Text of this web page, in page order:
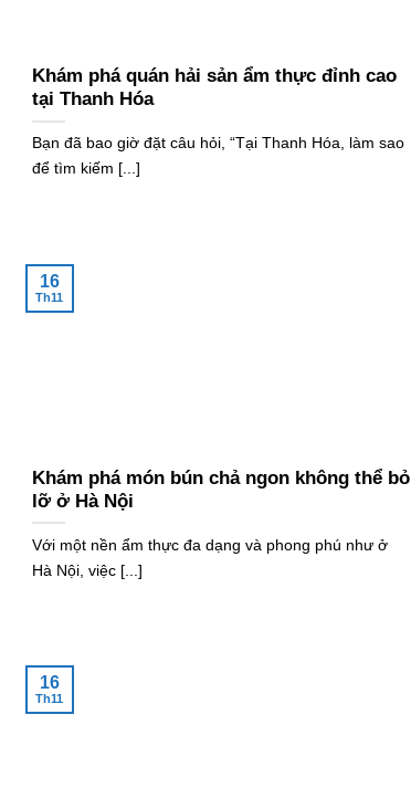
Khám phá quán hải sản ẩm thực đỉnh cao
tại Thanh Hóa
Bạn đã bao giờ đặt câu hỏi, “Tại Thanh Hóa, làm sao
để tìm kiếm [...]
Khám phá món bún chả ngon không thể bỏ
lỡ ở Hà Nội
Với một nền ẩm thực đa dạng và phong phú như ở
Hà Nội, việc [...]
16
Th11
16
Th11